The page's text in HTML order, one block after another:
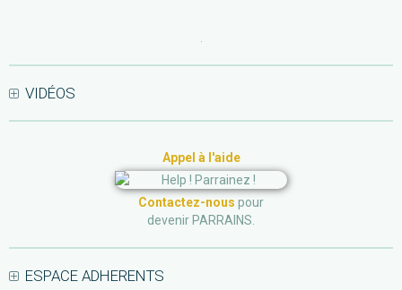
VIDÉOS
Appel à l'aide
Contactez-nous pour
devenir PARRAINS.
ESPACE ADHERENTS